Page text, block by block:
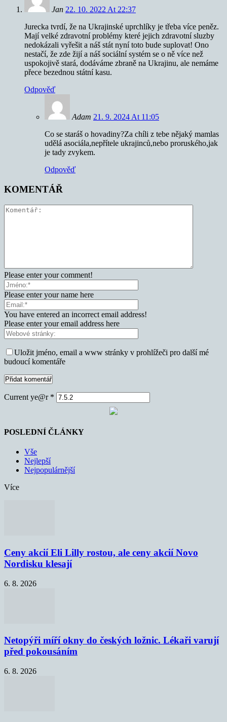
Jan 22. 10. 2022 At 22:37
Jurecka tvrdí, že na Ukrajinské uprchlíky je třeba více peněz.
Mají velké zdravotní problémy které jejich zdravotní sluzby
nedokázali vyřešit a náš stát nyní toto bude suplovat! Ono
nestačí, že zde žijí a náš sociální systém se o ně více než
uspokojivě stará, dodáváme zbraně na Ukrajinu, ale nemáme
přece bezednou státní kasu.
Odpověď
Adam 21. 9. 2024 At 11:05
Co se staráš o hovadiny?Za chíli z tebe nějaký mamlas
udělá asociála,nepřítele ukrajinců,nebo proruského,jak
je tady zvykem.
Odpověď
KOMENTÁŘ
Please enter your comment!
Please enter your name here
You have entered an incorrect email address!
Please enter your email address here
Uložit jméno, email a www stránky v prohlížeči pro další mé
budoucí komentáře
Current ye@r *
POSLEDNÍ ČLÁNKY
Vše
Nejlepší
Nejpopulárnější
Více
Ceny akcií Eli Lilly rostou, ale ceny akcií Novo
Nordisku klesají
6. 8. 2026
Netopýři míří okny do českých ložnic. Lékaři varují
před pokousáním
6. 8. 2026